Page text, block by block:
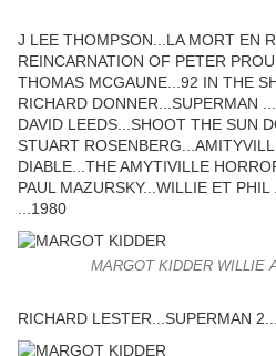
J LEE THOMPSON...LA MORT EN
REINCARNATION OF PETER
THOMAS MCGAUNE...92 IN THE
RICHARD DONNER...SUPERMAN
DAVID LEEDS...SHOOT THE SUN
STUART
DIABLE...THE AMYTIVILLE
PAUL MAZURSKY...WILLIE ET
...1980
MARGOT KIDDER
RICHARD LESTER...SUPERMAN